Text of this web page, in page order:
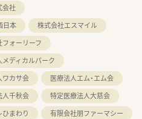
会社
日本
株式会社エスマイル
ォーリーフ
メディカルパーク
ワカサ会
医療法人エム・エム会
人千秋会
特定医療法人大慈会
まわり
有限会社朋ファーマシー